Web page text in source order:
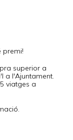
premi!
superior a
a l'Ajuntament.
viatges a